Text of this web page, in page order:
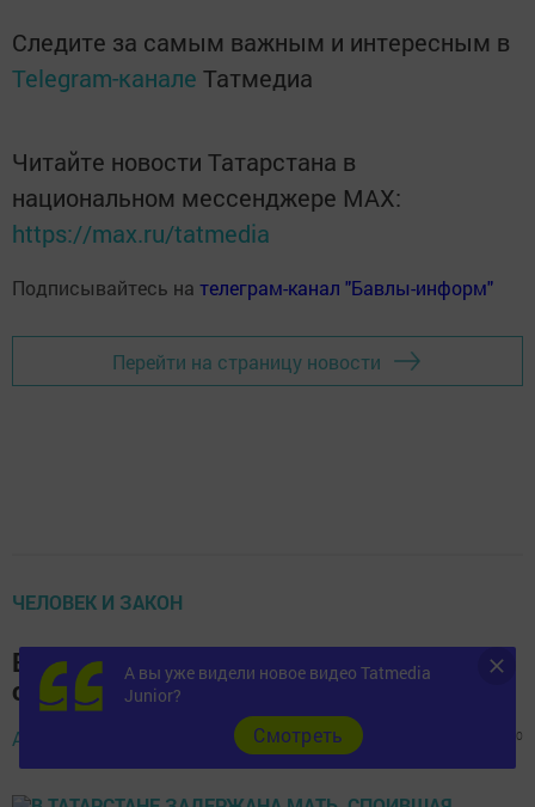
Следите за самым важным и интересным в
Telegram-канале Татмедиа
Читайте новости Татарстана в
национальном мессенджере MАХ:
https://max.ru/tatmedia
Подписывайтесь на телеграм-канал "Бавлы-информ"
Перейти на страницу новости
ЧЕЛОВЕК И ЗАКОН
В Татарстане задержана мать,
споившая младенца до смерти
Автор, 25 октября 2016 - 21:37 0
А вы уже видели новое видео Tatmedia
Junior?
Cмотреть